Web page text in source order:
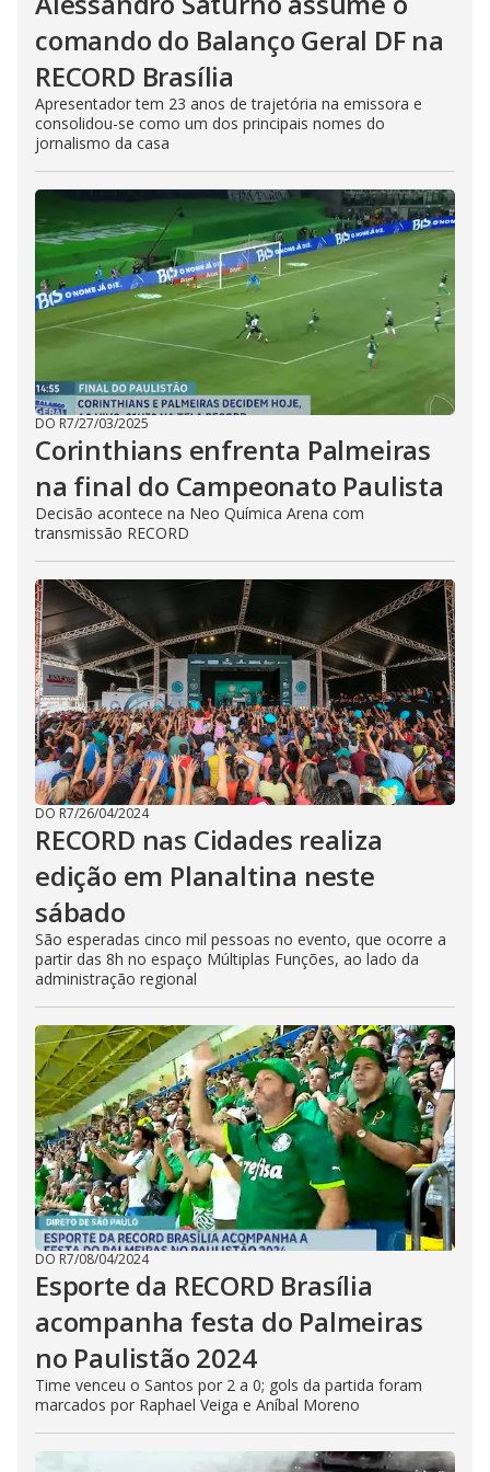
comando do Balanço Geral DF na
RECORD Brasília
Apresentador tem 23 anos de trajetória na emissora e
consolidou-se como um dos principais nomes do
jornalismo da casa
DO R7/27/03/2025
Corinthians enfrenta Palmeiras
na final do Campeonato Paulista
Decisão acontece na Neo Química Arena com
transmissão RECORD
DO R7/26/04/2024
RECORD nas Cidades realiza
edição em Planaltina neste
sábado
São esperadas cinco mil pessoas no evento, que ocorre a
partir das 8h no espaço Múltiplas Funções, ao lado da
administração regional
DO R7/08/04/2024
Esporte da RECORD Brasília
acompanha festa do Palmeiras
no Paulistão 2024
Time venceu o Santos por 2 a 0; gols da partida foram
marcados por Raphael Veiga e Aníbal Moreno